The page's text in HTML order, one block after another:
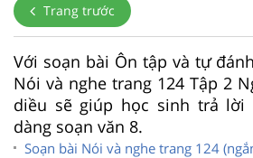
Trang trước
Với soạn bài Ôn tập và tự
Nói và nghe trang 124 Tập 2
diều sẽ giúp học sinh trả
dàng soạn văn 8.
Soạn bài Nói và nghe trang 124